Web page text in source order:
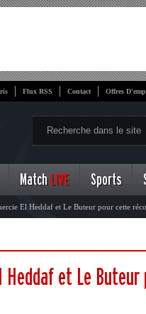
Flux RSS Contact Offres
Match LIVE Sports
El Heddaf et Le Buteur pour cette
Heddaf et Le